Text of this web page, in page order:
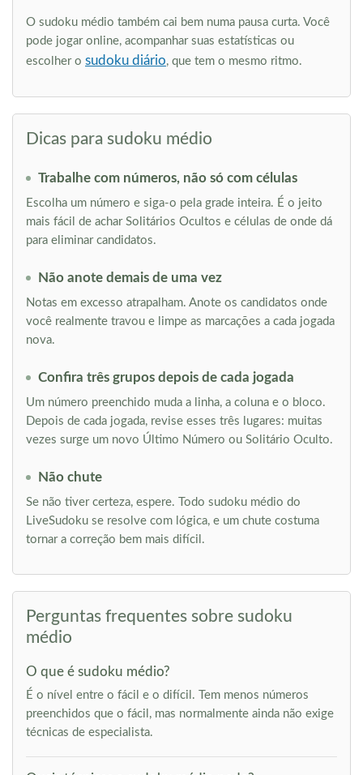
O sudoku médio também cai bem numa pausa curta. Você
pode jogar online, acompanhar suas estatísticas ou
escolher o sudoku diário, que tem o mesmo ritmo.
Dicas para sudoku médio
Trabalhe com números, não só com células
Escolha um número e siga-o pela grade inteira. É o jeito
mais fácil de achar Solitários Ocultos e células de onde dá
para eliminar candidatos.
Não anote demais de uma vez
Notas em excesso atrapalham. Anote os candidatos onde
você realmente travou e limpe as marcações a cada jogada
nova.
Confira três grupos depois de cada jogada
Um número preenchido muda a linha, a coluna e o bloco.
Depois de cada jogada, revise esses três lugares: muitas
vezes surge um novo Último Número ou Solitário Oculto.
Não chute
Se não tiver certeza, espere. Todo sudoku médio do
LiveSudoku se resolve com lógica, e um chute costuma
tornar a correção bem mais difícil.
Perguntas frequentes sobre sudoku
médio
O que é sudoku médio?
É o nível entre o fácil e o difícil. Tem menos números
preenchidos que o fácil, mas normalmente ainda não exige
técnicas de especialista.